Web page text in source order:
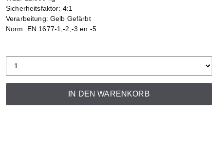
Sicherheitsfaktor: 4:1
Verarbeitung: Gelb Gefärbt
Norm: EN 1677-1,-2,-3 en -5
IN DEN WARENKORB